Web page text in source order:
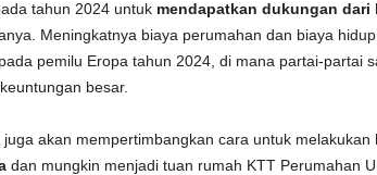
tahun 2024 untuk mendapatkan dukungan dari
Meningkatnya biaya perumahan dan biaya
pemilu Eropa tahun 2024, di mana partai-partai
besar.
juga akan mempertimbangkan cara untuk melakukan
dan mungkin menjadi tuan rumah KTT Perumahan